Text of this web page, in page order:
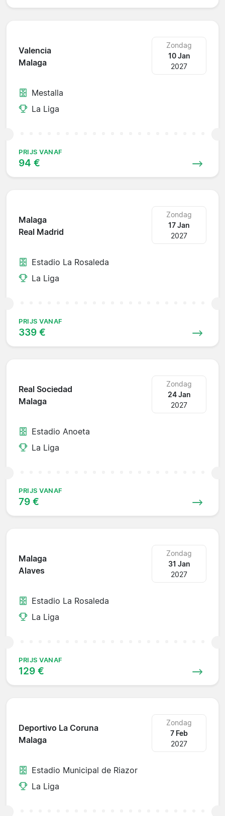
Valencia
Malaga
Zondag
10 Jan
2027
Mestalla
La Liga
PRIJS VANAF
94 €
Malaga
Real Madrid
Zondag
17 Jan
2027
Estadio La Rosaleda
La Liga
PRIJS VANAF
339 €
Real Sociedad
Malaga
Zondag
24 Jan
2027
Estadio Anoeta
La Liga
PRIJS VANAF
79 €
Malaga
Alaves
Zondag
31 Jan
2027
Estadio La Rosaleda
La Liga
PRIJS VANAF
129 €
Deportivo La Coruna
Malaga
Zondag
7 Feb
2027
Estadio Municipal de Riazor
La Liga